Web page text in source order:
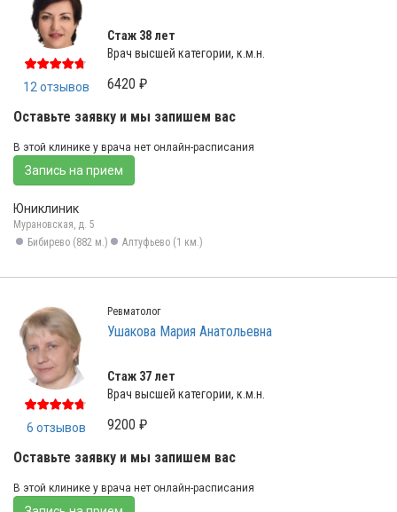
12 отзывов
Стаж 38 лет
Врач высшей категории, к.м.н.
6420 ₽
Оставьте заявку и мы запишем вас
В этой клинике у врача нет онлайн-расписания
Запись на прием
Юниклиник
Мурановская, д. 5
Бибирево (882 м.)
Алтуфьево (1 км.)
6 отзывов
Ревматолог
Ушакова Мария Анатольевна
Стаж 37 лет
Врач высшей категории, к.м.н.
9200 ₽
Оставьте заявку и мы запишем вас
В этой клинике у врача нет онлайн-расписания